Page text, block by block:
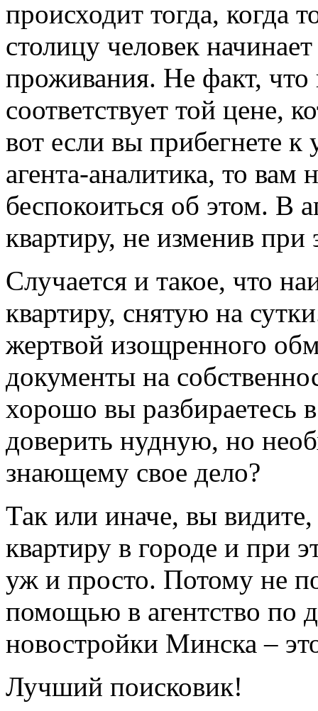
происходит тогда, когда
столицу человек
проживания. Не факт, что
соответствует той цене,
вот если вы прибегнете
агента-аналитика, то вам
беспокоиться об этом. В
квартиру, не изменив при
Случается и такое, что
квартиру, снятую на
жертвой изощренного
документы на
хорошо вы разбираетесь
доверить нудную, но
знающему свое дело?
Так или иначе, вы
квартиру в городе и при
уж и просто. Потому не
помощью в агентство по
новостройки Минска –
Лучший поисковик!